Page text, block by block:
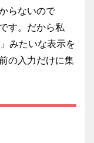
らないので
す。だから私
みたいな表示を
の入力だけに集